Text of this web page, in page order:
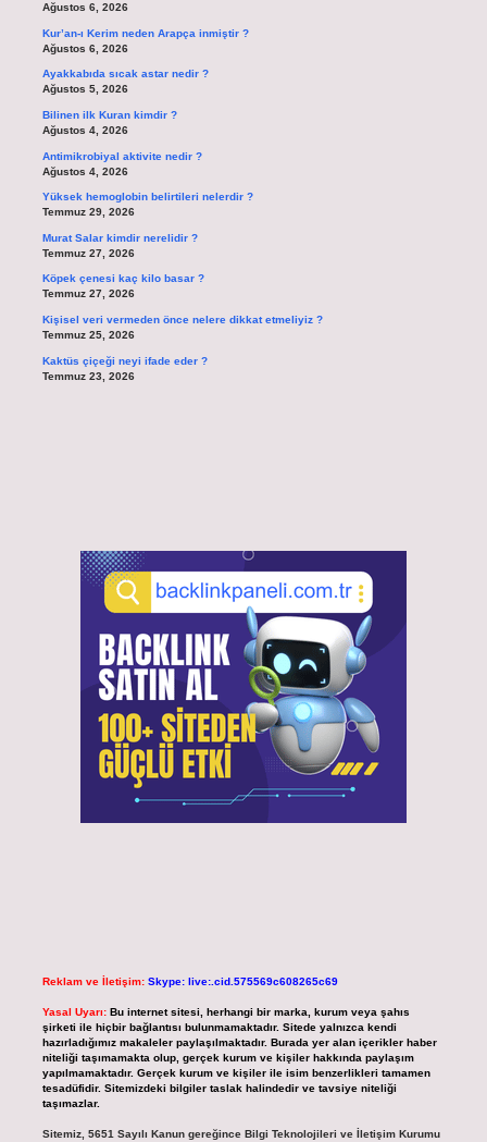
Ağustos 6, 2026
Kur’an-ı Kerim neden Arapça inmiştir ?
Ağustos 6, 2026
Ayakkabıda sıcak astar nedir ?
Ağustos 5, 2026
Bilinen ilk Kuran kimdir ?
Ağustos 4, 2026
Antimikrobiyal aktivite nedir ?
Ağustos 4, 2026
Yüksek hemoglobin belirtileri nelerdir ?
Temmuz 29, 2026
Murat Salar kimdir nerelidir ?
Temmuz 27, 2026
Köpek çenesi kaç kilo basar ?
Temmuz 27, 2026
Kişisel veri vermeden önce nelere dikkat etmeliyiz ?
Temmuz 25, 2026
Kaktüs çiçeği neyi ifade eder ?
Temmuz 23, 2026
Reklam ve İletişim: Skype: live:.cid.575569c608265c69
Yasal Uyarı: Bu internet sitesi, herhangi bir marka, kurum veya şahıs
şirketi ile hiçbir bağlantısı bulunmamaktadır. Sitede yalnızca kendi
hazırladığımız makaleler paylaşılmaktadır. Burada yer alan içerikler haber
niteliği taşımamakta olup, gerçek kurum ve kişiler hakkında paylaşım
yapılmamaktadır. Gerçek kurum ve kişiler ile isim benzerlikleri tamamen
tesadüfidir. Sitemizdeki bilgiler taslak halindedir ve tavsiye niteliği
taşımazlar.
Sitemiz, 5651 Sayılı Kanun gereğince Bilgi Teknolojileri ve İletişim Kurumu